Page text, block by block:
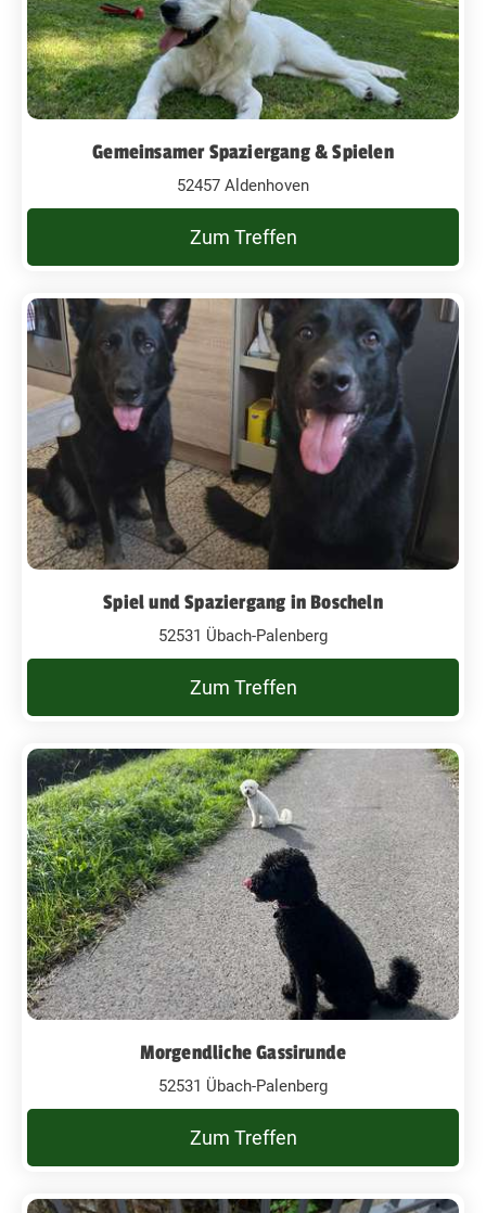
Gemeinsamer Spaziergang & Spielen
52457 Aldenhoven
Zum Treffen
Spiel und Spaziergang in Boscheln
52531 Übach-Palenberg
Zum Treffen
Morgendliche Gassirunde
52531 Übach-Palenberg
Zum Treffen